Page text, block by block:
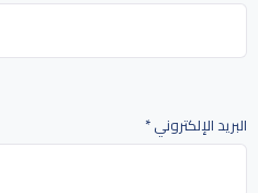
البريد الإلكتروني*